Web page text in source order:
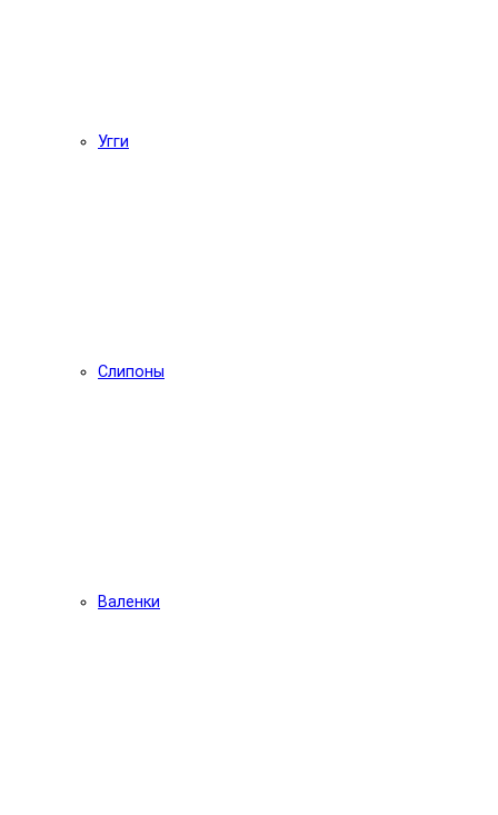
Угги
Слипоны
Валенки